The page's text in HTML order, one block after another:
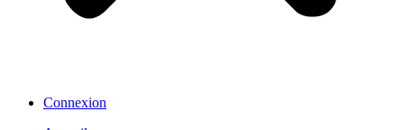
Connexion